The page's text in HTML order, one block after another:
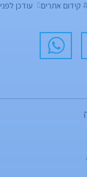
קידום אתרים עודכן לפני 6 שנים